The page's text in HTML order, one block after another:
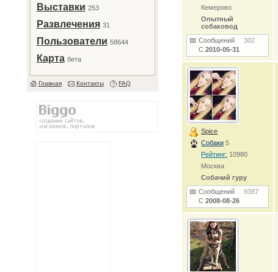
Выставки 253
Развлечения 31
Пользователи 58644
Карта бета
Главная Контакты FAQ
Кемерово
Опытный
собаковод
Сообщений302
С2010-05-31
Spice
Собаки 5
Рейтинг: 10980
Москва
Собачий гуру
Сообщений9387
С2008-08-26